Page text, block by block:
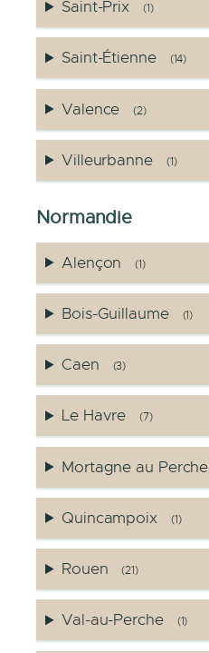
Saint-Prix (1)
Saint-Étienne (14)
Valence (2)
Villeurbanne (1)
Normandie
Alençon (1)
Bois-Guillaume (1)
Caen (3)
Le Havre (7)
Mortagne au Perche
Quincampoix (1)
Rouen (21)
Val-au-Perche (1)